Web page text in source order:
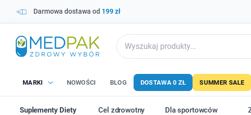
Darmowa dostawa od 199 zł
MARKI NOWOŚCI BLOG DOSTAWA 0 ZŁ SUMMER SALE
Suplementy Diety Cel zdrowotny Dla sportowców